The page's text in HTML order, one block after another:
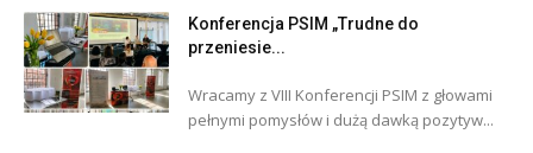
Konferencja PSIM „Trudne do
przeniesie...
Wracamy z VIII Konferencji PSIM z głowami
pełnymi pomysłów i dużą dawką pozytyw...